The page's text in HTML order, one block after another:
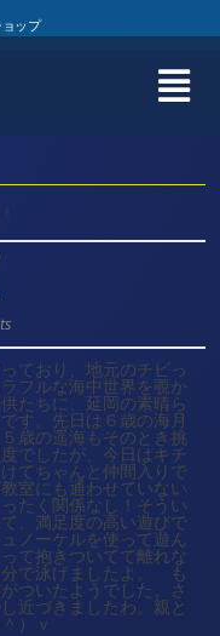
ョップ
ており、地元のチビっ
フルな海中世界を覗か
たちに、延岡の素晴ら
す。先日は６歳の海月
歳の遥海もそのとき挑
でしたが、今日はキチ
てちゃんと仲間入りで
室にも通わせていない
たく関係なし！そうい
、満足度の高い遊びで
ノーケルを使って遊ん
て抱きついてて離れな
で泳げましたよ。 も
ついたようでした。さ
近づきましたわ。親と
）ｖ